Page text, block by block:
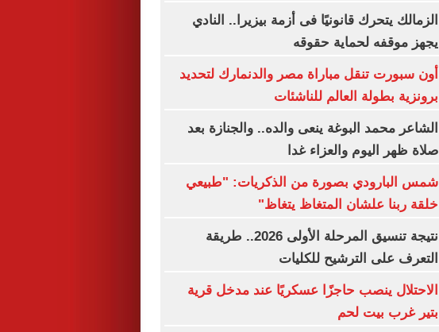
الزمالك يتحرك قانونيًا فى أزمة بيزيرا.. النادي
يجهز موقفه لحماية حقوقه
أون سبورت تنقل مباراة مصر والدنمارك لتحديد
برونزية بطولة العالم للناشئات
الشاعر محمد البوغة ينعى والده.. والجنازة بعد
صلاة ظهر اليوم والعزاء غدا
شمس البارودي بصورة من الذكريات: "طبيعي
خلقة ربنا علشان المتغاظ يتغاظ"
نتيجة تنسيق المرحلة الأولى 2026.. طريقة
التعرف على الترشيح للكليات
الاحتلال ينصب حاجزًا عسكريًا عند مدخل قرية
بتير غرب بيت لحم